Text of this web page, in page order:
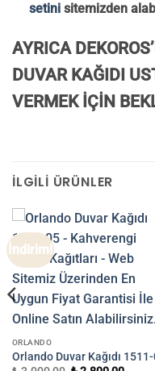
setinisitemizden
AYRICA
DUVAR KAĞIDI
VERMEK İÇİN
İLGILI ÜRÜNLER
İndirim!
ORLANDO
Orlando Duvar Kağıdı